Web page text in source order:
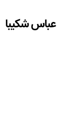
عباس شکیبا